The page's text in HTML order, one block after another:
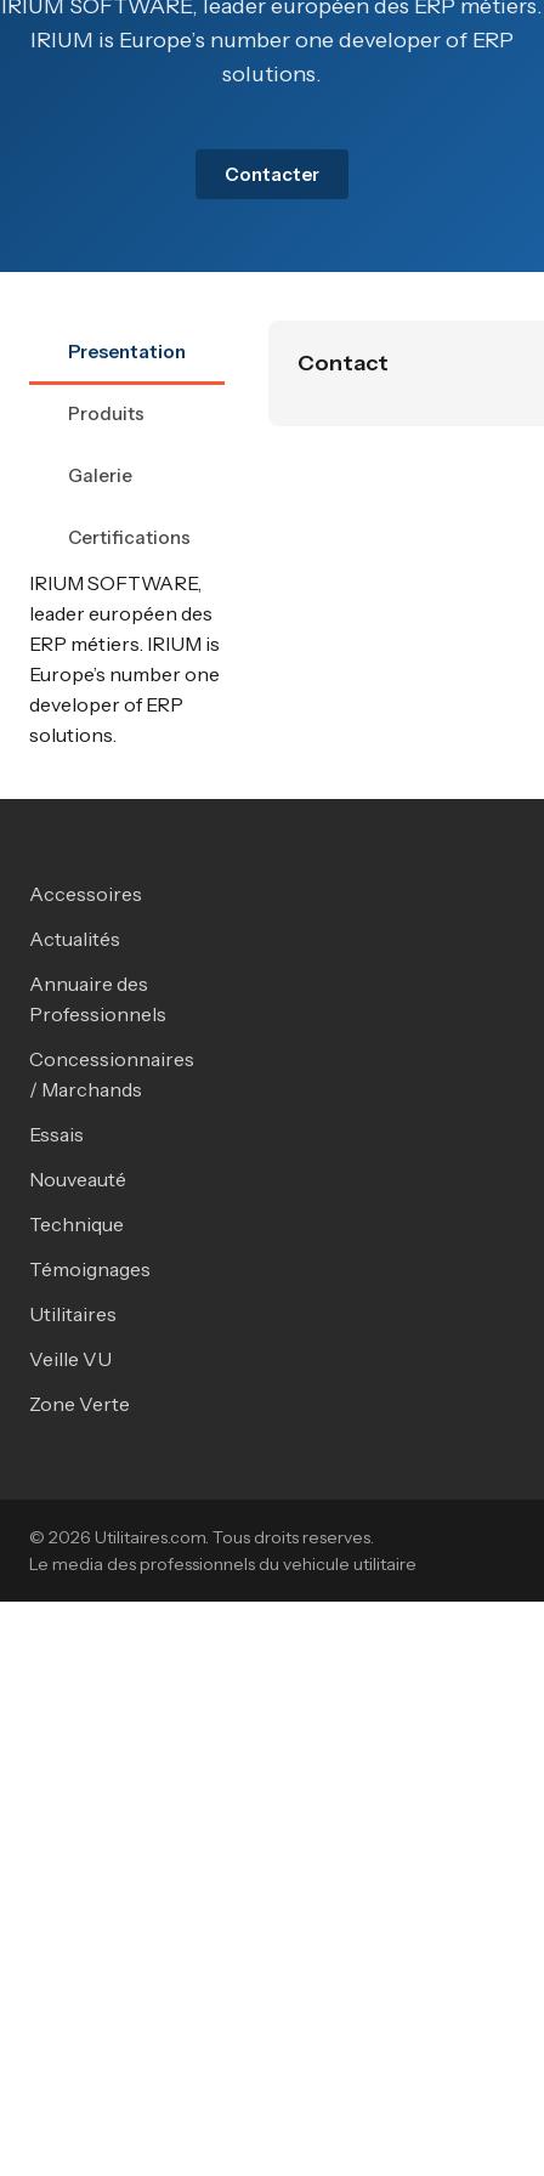
IRIUM SOFTWARE, leader européen des ERP métiers.
IRIUM is Europe’s number one developer of ERP
solutions.
Contacter
Presentation
Produits
Galerie
Certifications
IRIUM SOFTWARE,
leader européen des
ERP métiers. IRIUM is
Europe’s number one
developer of ERP
solutions.
Contact
Accessoires
Actualités
Annuaire des
Professionnels
Concessionnaires
/ Marchands
Essais
Nouveauté
Technique
Témoignages
Utilitaires
Veille VU
Zone Verte
© 2026 Utilitaires.com. Tous droits reserves.
Le media des professionnels du vehicule utilitaire